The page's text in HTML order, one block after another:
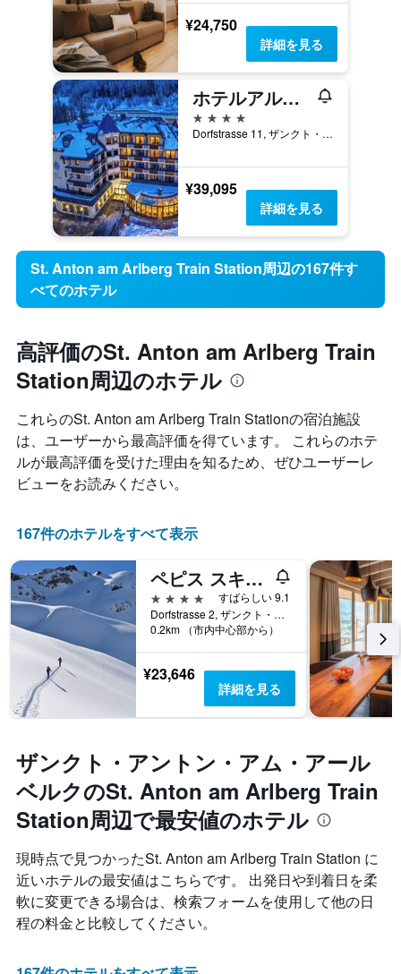
¥24,750
詳細を見る
ホテルアルテポスト
4つ星
Dorfstrasse 11, ザンクト・アントン・アム・アールベルク, チロル州, オーストリア
¥39,095
詳細を見る
St. Anton am Arlberg Train Station周辺の167件す
べてのホテル
高評価のSt. Anton am Arlberg Train
Station周辺のホテル
これらのSt. Anton am Arlberg Train Station​の宿泊施設
は、ユーザーから最高評価を得ています。 これらのホテ
ルが最高評価を受けた理由を知るため、ぜひユーザーレ
ビューをお読みください。
167件のホテルをすべて表示
ペピス スキーホテル
4つ星
すばらしい 9.1
Dorfstrasse 2, ザンクト・アントン・アム・アールベルク, チロル州, オーストリア
0.2km （市内中心部から）
¥23,646
詳細を見る
ザンクト・アントン・アム・アール
ベルクのSt. Anton am Arlberg Train
Station周辺で最安値のホテル
現時点で見つかったSt. Anton am Arlberg Train Station に
近いホテルの最安値はこちらです。 出発日や到着日を柔
軟に変更できる場合は、検索フォームを使用して他の日
程の料金と比較してください。